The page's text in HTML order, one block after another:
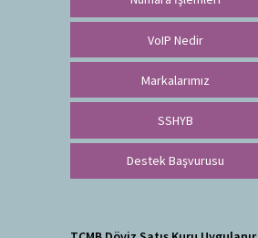
VoIP Nedir
Markalarımız
SSHYB
Destek Başvurusu